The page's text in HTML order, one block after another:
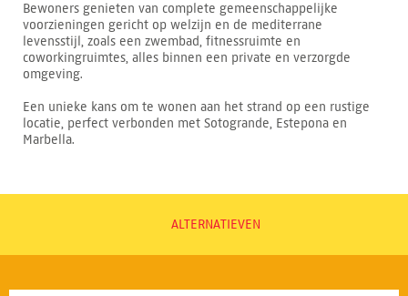
Bewoners genieten van complete gemeenschappelijke
voorzieningen gericht op welzijn en de mediterrane
levensstijl, zoals een zwembad, fitnessruimte en
coworkingruimtes, alles binnen een private en verzorgde
omgeving.
Een unieke kans om te wonen aan het strand op een rustige
locatie, perfect verbonden met Sotogrande, Estepona en
Marbella.
ALTERNATIEVEN